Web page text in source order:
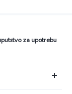
za upotrebu